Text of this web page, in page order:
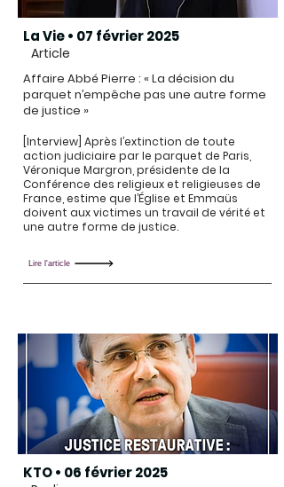
La Vie • 07 février 2025
Article
Affaire Abbé Pierre : « La décision du
parquet n’empêche pas une autre forme
de justice »
​[Interview] Après l’extinction de toute
action judiciaire par le parquet de Paris,
Véronique Margron, présidente de la
Conférence des religieux et religieuses de
France, estime que l’Église et Emmaüs
doivent aux victimes un travail de vérité et
une autre forme de justice.
Lire l'article
KTO • 06 février 2025